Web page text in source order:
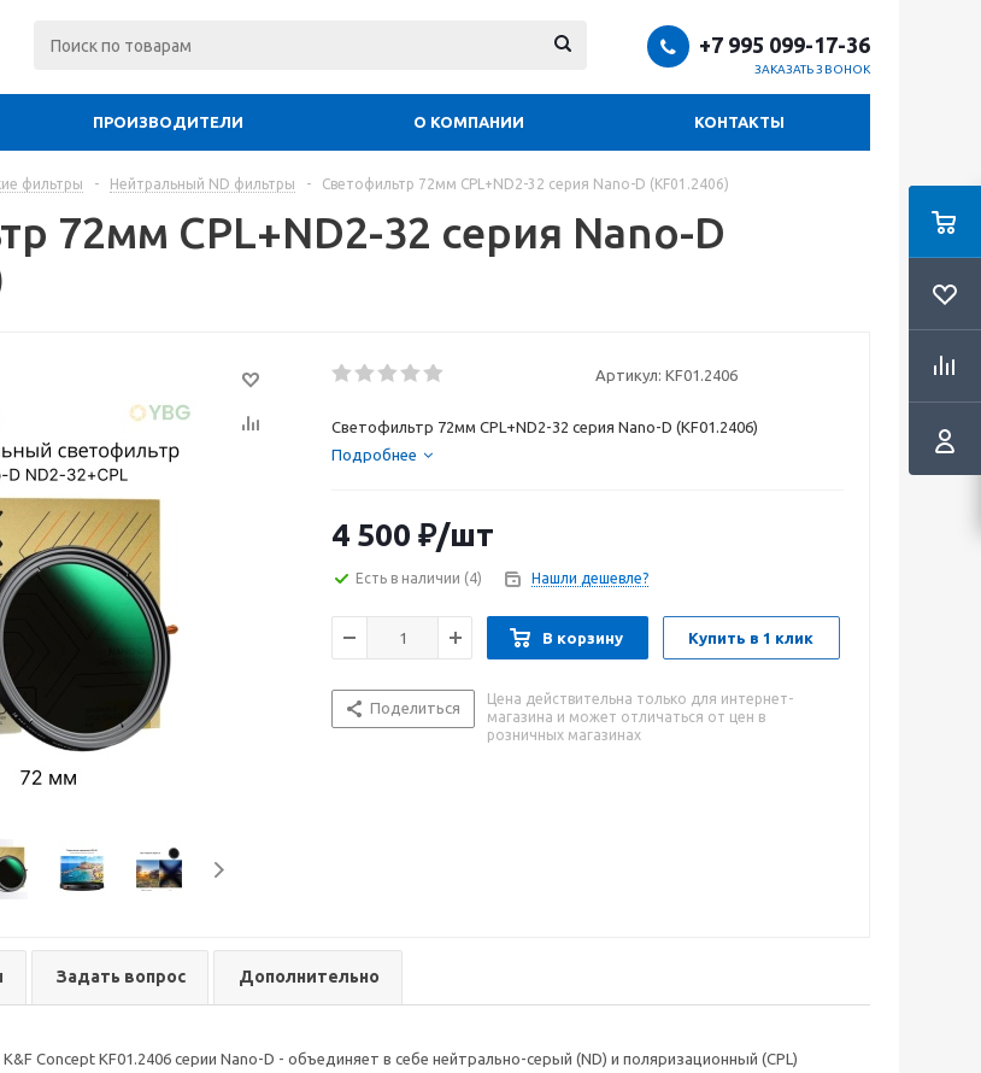
+7 995 099-17-36
ЗАКАЗАТЬ ЗВОНОК
ПРОИЗВОДИТЕЛИ О КОМПАНИИ КОНТАКТЫ
фильтры - Нейтральный ND фильтры - Светофильтр 72мм CPL+ND2-32 серия Nano-D (KF01.2406)
72мм CPL+ND2-32 серия Nano-D
Артикул: KF01.2406
Светофильтр 72мм CPL+ND2-32 серия Nano-D (KF01.2406)
Подробнее
4 500 ₽/шт
Есть в наличии (4) Нашли дешевле?
В корзину Купить в 1 клик
Поделиться
Цена действительна только для интернет-
магазина и может отличаться от цен в
розничных магазинах
Задать вопрос Дополнительно
Concept KF01.2406 серии Nano-D - объединяет в себе нейтрально-серый (ND) и поляризационный (CPL)